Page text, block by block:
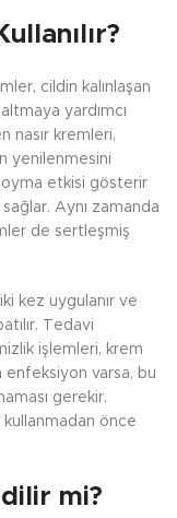
cildin kalınlaşan
yardımcı
nasır kremleri,
yenilenmesini
etkisi gösterir
Aynı zamanda
de sertleşmiş
kez uygulanır ve
Tedavi
işlemleri, krem
enfeksiyon varsa, bu
gerekir.
kullanmadan önce
mi?